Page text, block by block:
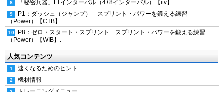
「秘密兵器」LTインターバル（4+8インターバル）【itv】.
P1：ダッシュ（ジャンプ） スプリント・パワーを鍛える練習
（Power）【CTB】.
P8：ゼロ・スタート・スプリント スプリント・パワーを鍛える練習
（Power）【WIB】.
人気コンテンツ
速くなるためのヒント
機材情報